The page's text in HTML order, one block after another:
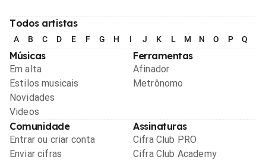
Todos artistas
A B C D E F G H I J K L M N O P Q
Músicas
Em alta
Estilos musicais
Novidades
Videos
Ferramentas
Afinador
Metrônomo
Comunidade
Entrar ou criar conta
Enviar cifras
Assinaturas
Cifra Club PRO
Cifra Club Academy